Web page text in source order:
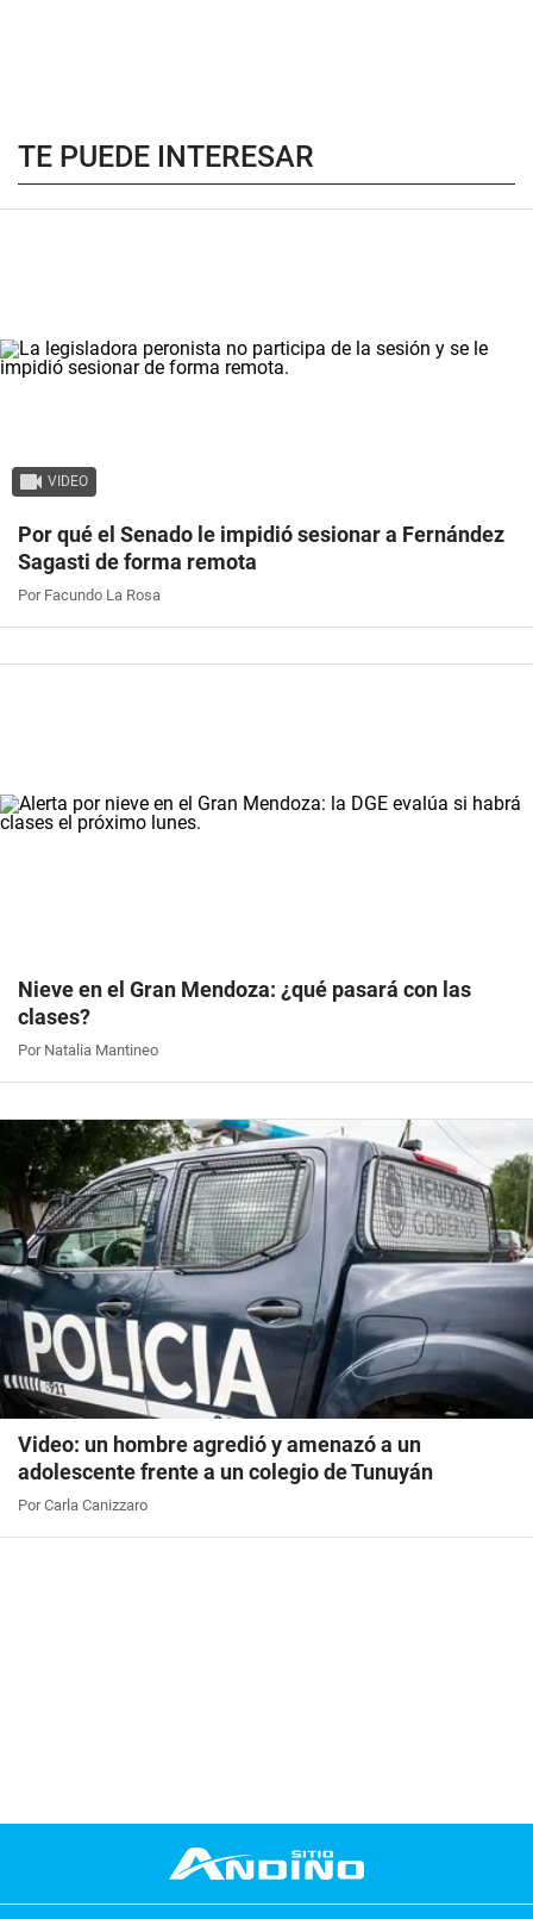
TE PUEDE INTERESAR
VIDEO
Por qué el Senado le impidió sesionar a Fernández
Sagasti de forma remota
Por Facundo La Rosa
Nieve en el Gran Mendoza: ¿qué pasará con las
clases?
Por Natalia Mantineo
Video: un hombre agredió y amenazó a un
adolescente frente a un colegio de Tunuyán
Por Carla Canizzaro